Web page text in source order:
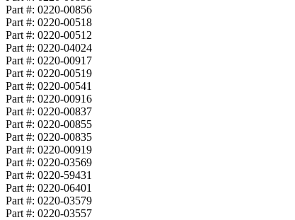
Part #: 0220-00856
Part #: 0220-00518
Part #: 0220-00512
Part #: 0220-04024
Part #: 0220-00917
Part #: 0220-00519
Part #: 0220-00541
Part #: 0220-00916
Part #: 0220-00837
Part #: 0220-00855
Part #: 0220-00835
Part #: 0220-00919
Part #: 0220-03569
Part #: 0220-59431
Part #: 0220-06401
Part #: 0220-03579
Part #: 0220-03557